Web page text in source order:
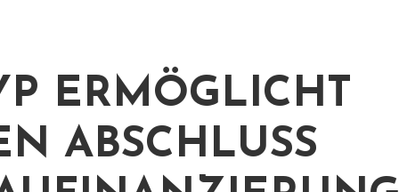
ERMÖGLICHT
ABSCHLUSS